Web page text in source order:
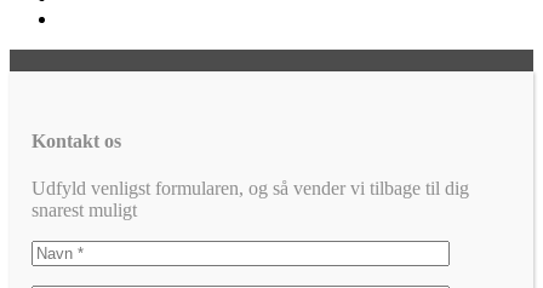
Kontakt os
Udfyld venligst formularen, og så vender vi tilbage til dig
snarest muligt